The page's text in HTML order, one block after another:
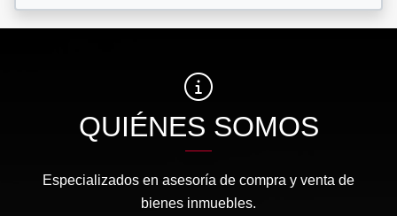
QUIÉNES SOMOS
Especializados en asesoría de compra y venta de
bienes inmuebles.